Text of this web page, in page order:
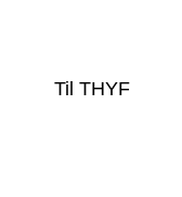
Til THYF